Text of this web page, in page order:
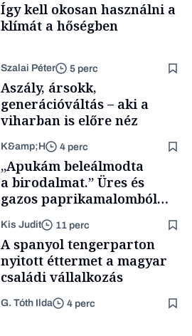
Így kell okosan használni a
klímát a hőségben
Szalai Péter 5 perc
Aszály, ársokk,
generációváltás – aki a
viharban is előre néz
K&amp;H 4 perc
„Apukám beleálmodta
a birodalmat.” Üres és
gazos paprikamalomból
lett az igazi családi
fűszersztori
Kis Judit 11 perc
A spanyol tengerparton
nyitott éttermet a magyar
családi vállalkozás
G. Tóth Ilda 4 perc